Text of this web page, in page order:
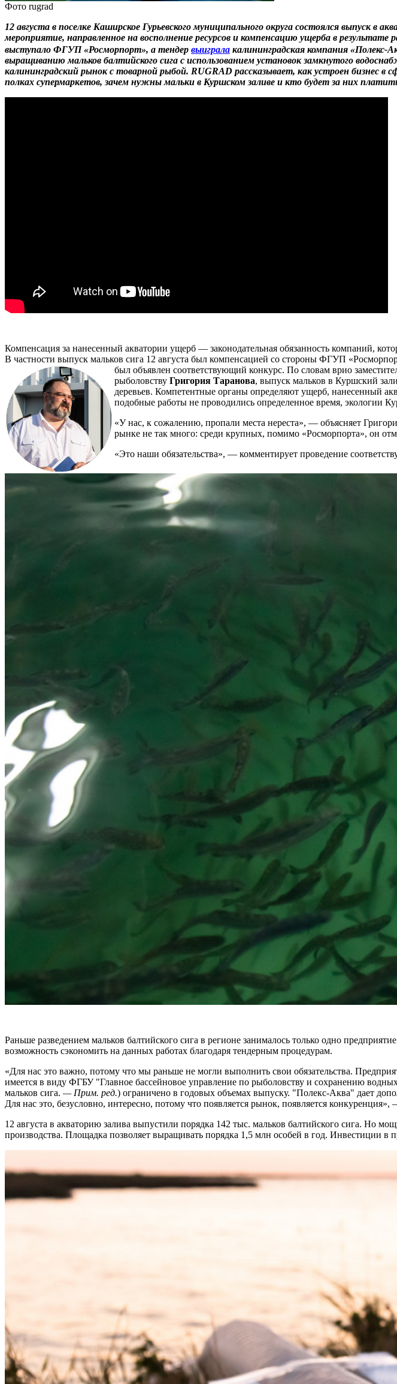
Фото rugrad
12 августа в поселке Каширское Гурьевского муниципального округа состоялся выпуск в
мероприятие, направленное на восполнение ресурсов и компенсацию ущерба в
выступало ФГУП «Росморпорт», а тендер выиграла калининградская компания
выращиванию мальков балтийского сига с использованием установок замкнутого
калининградский рынок с товарной рыбой. RUGRAD рассказывает, как устроен бизнес
полках супермаркетов, зачем нужны мальки в Куршском заливе и кто будет за них
Компенсация за нанесенный акватории ущерб — законодательная обязанность компаний,
В частности выпуск мальков сига 12 августа был компенсацией со стороны ФГУП
был объявлен соответствующий конкурс. По словам врио
рыболовству Григория Таранова, выпуск мальков в Куршский
деревьев. Компетентные органы определяют ущерб, нанесенный
подобные работы не проводились определенное время, экологии
«У нас, к сожалению, пропали места нереста», — объясняет
рынке не так много: среди крупных, помимо «Росморпорта», он
«Это наши обязательства», — комментирует проведение
Раньше разведением мальков балтийского сига в регионе занималось только одно
возможность сэкономить на данных работах благодаря тендерным процедурам.
«Для нас это важно, потому что мы раньше не могли выполнить свои обязательства.
имеется в виду ФГБУ "Главное бассейновое управление по рыболовству и сохранению
мальков сига. — Прим. ред.) ограничено в годовых объемах выпуску. "Полекс-Аква" дает
Для нас это, безусловно, интересно, потому что появляется рынок, появляется конкуренция»,
12 августа в акваторию залива выпустили порядка 142 тыс. мальков балтийского сига. Но
производства. Площадка позволяет выращивать порядка 1,5 млн особей в год. Инвестиции в